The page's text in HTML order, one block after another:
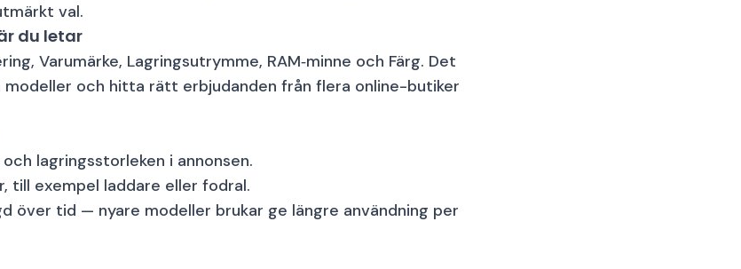
val.
du letar
Varumärke, Lagringsutrymme, RAM‑minne och Färg. Det
och hitta rätt erbjudanden från flera online-butiker
lagringsstorleken i annonsen.
till exempel laddare eller fodral.
över tid — nyare modeller brukar ge längre användning per